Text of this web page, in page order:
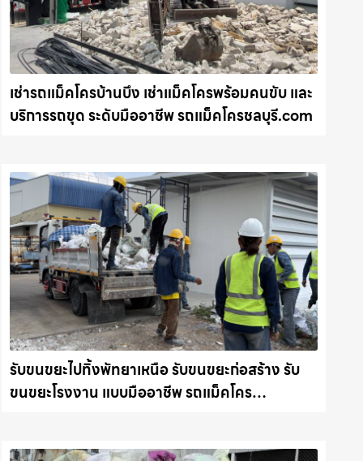
เช่ารถแม็คโครบ้านบึง เช่าแม็คโครพร้อมคนขับ และ
บริการรถขุด ระดับมืออาชีพ รถแม็คโครชลบุรี.com
รับขนขยะไปทิ้งพัทยาเหนือ รับขนขยะก่อสร้าง รับ
ขนขยะโรงงาน แบบมืออาชีพ รถแม็คโคร